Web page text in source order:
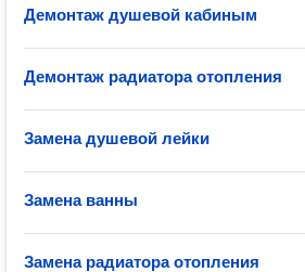
Демонтаж душевой кабиным
Демонтаж радиатора отопления
Замена душевой лейки
Замена ванны
Замена радиатора отопления